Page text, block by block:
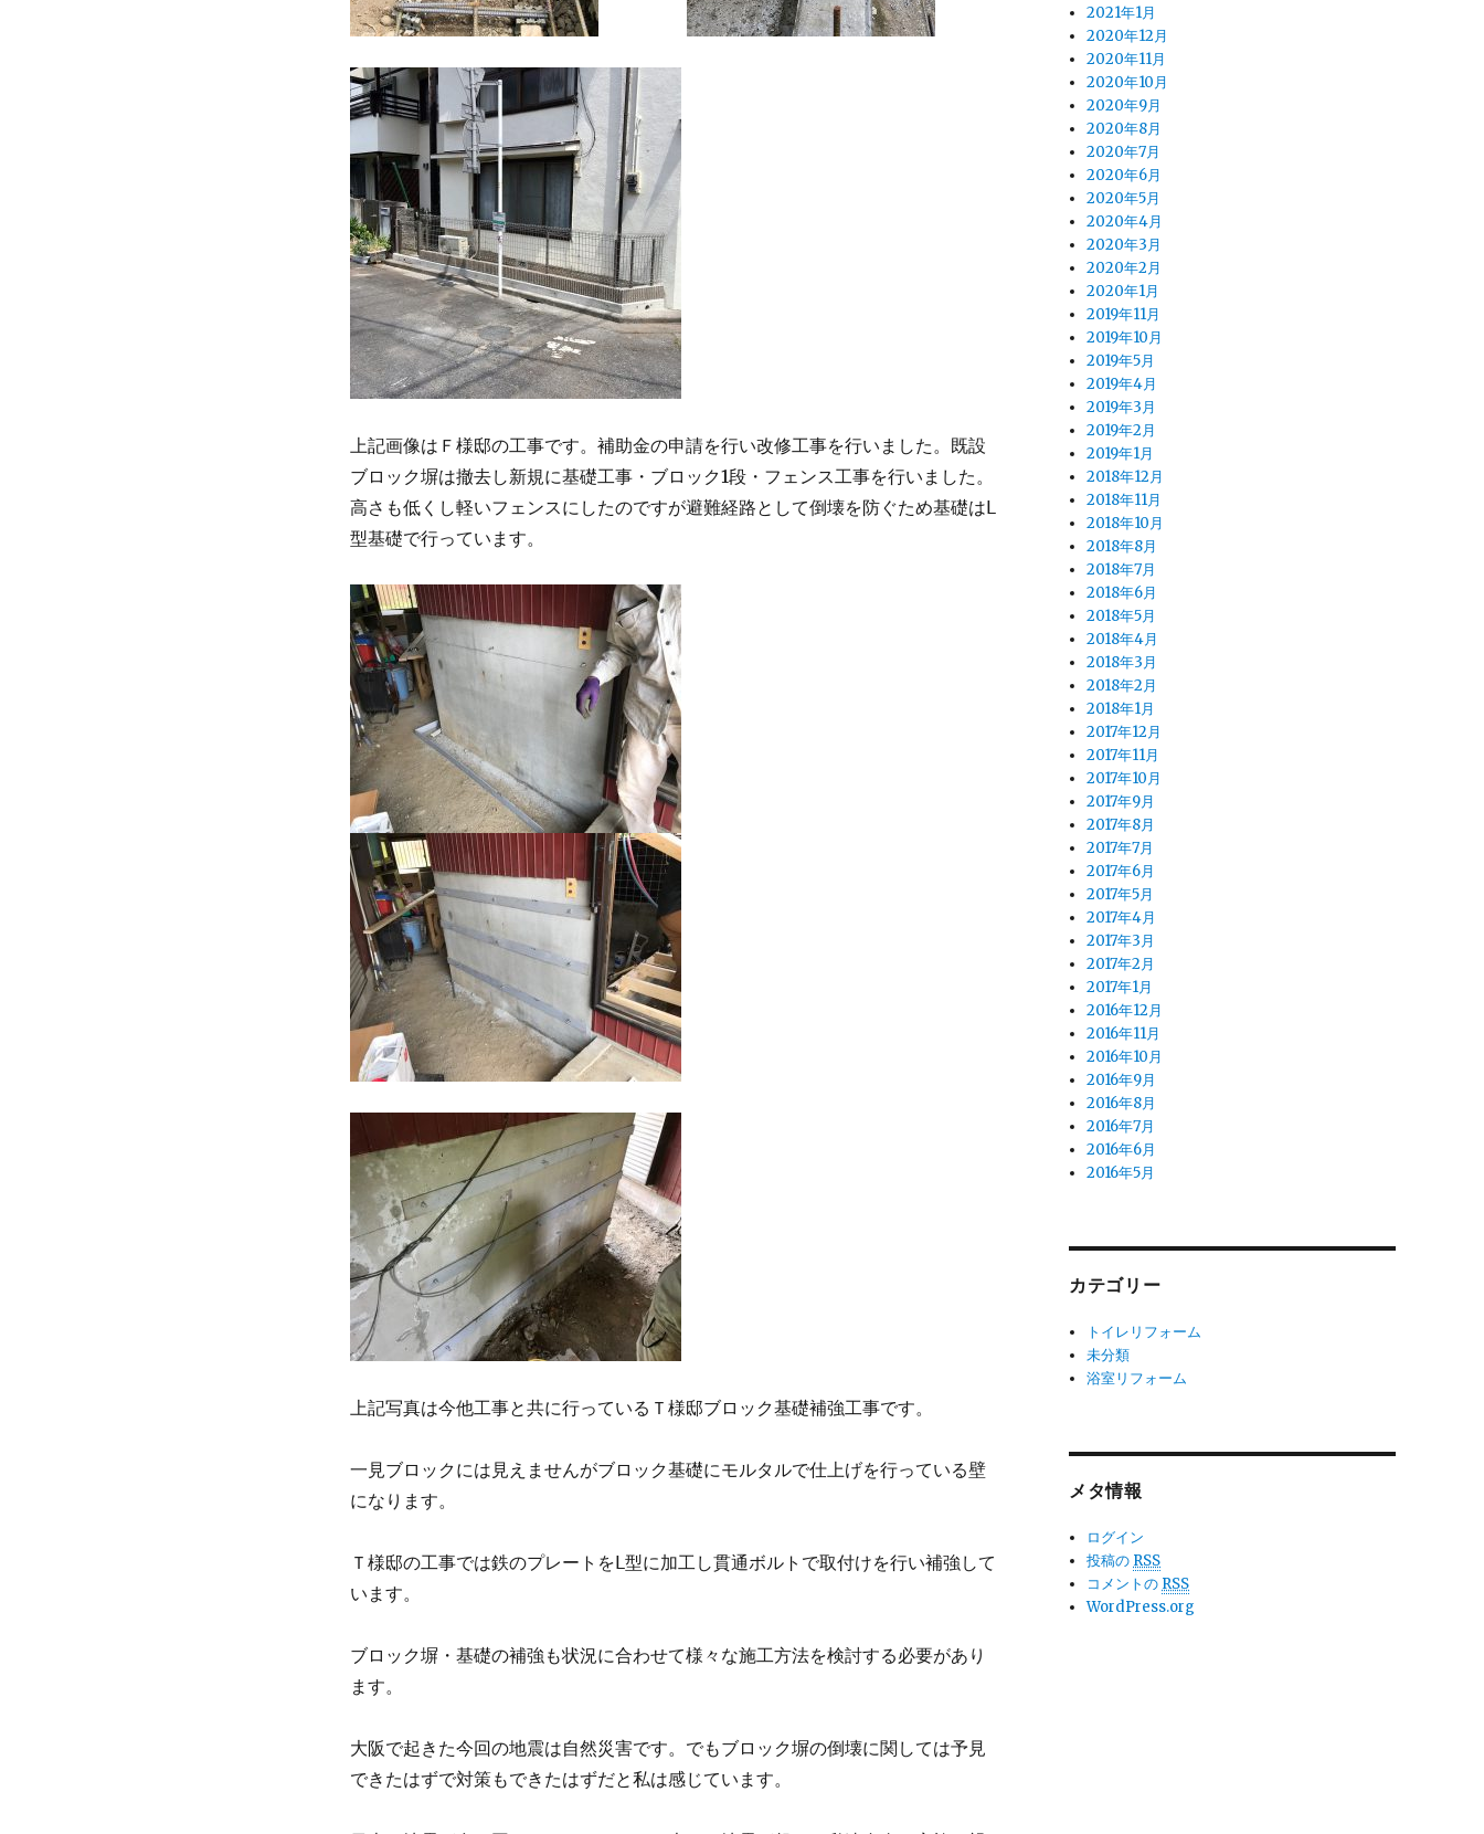
上記画像はＦ様邸の工事です。補助金の申請を行い改修工事を行いました。既設
ブロック塀は撤去し新規に基礎工事・ブロック1段・フェンス工事を行いました。
高さも低くし軽いフェンスにしたのですが避難経路として倒壊を防ぐため基礎はⅬ
型基礎で行っています。
上記写真は今他工事と共に行っているＴ様邸ブロック基礎補強工事です。
一見ブロックには見えませんがブロック基礎にモルタルで仕上げを行っている壁
になります。
Ｔ様邸の工事では鉄のプレートをⅬ型に加工し貫通ボルトで取付けを行い補強して
います。
ブロック塀・基礎の補強も状況に合わせて様々な施工方法を検討する必要があり
ます。
大阪で起きた今回の地震は自然災害です。でもブロック塀の倒壊に関しては予見
できたはずで対策もできたはずだと私は感じています。
2021年1月
2020年12月
2020年11月
2020年10月
2020年9月
2020年8月
2020年7月
2020年6月
2020年5月
2020年4月
2020年3月
2020年2月
2020年1月
2019年11月
2019年10月
2019年5月
2019年4月
2019年3月
2019年2月
2019年1月
2018年12月
2018年11月
2018年10月
2018年8月
2018年7月
2018年6月
2018年5月
2018年4月
2018年3月
2018年2月
2018年1月
2017年12月
2017年11月
2017年10月
2017年9月
2017年8月
2017年7月
2017年6月
2017年5月
2017年4月
2017年3月
2017年2月
2017年1月
2016年12月
2016年11月
2016年10月
2016年9月
2016年8月
2016年7月
2016年6月
2016年5月
カテゴリー
トイレリフォーム
未分類
浴室リフォーム
メタ情報
ログイン
投稿の RSS
コメントの RSS
WordPress.org